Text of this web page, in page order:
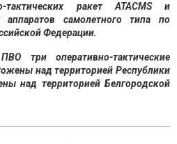
тактических ракет ATACMS и
аппаратов самолетного типа по
Федерации.
три оперативно-тактические
над территорией Республики
над территорией Белгородской